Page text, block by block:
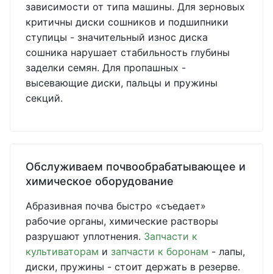
зависимости от типа машины. Для зерновых
критичны диски сошников и подшипники
ступицы - значительный износ диска
сошника нарушает стабильность глубины
заделки семян. Для пропашных -
высевающие диски, пальцы и пружины
секций.
Обслуживаем почвообрабатывающее и
химическое оборудование
Абразивная почва быстро «съедает»
рабочие органы, химические растворы
разрушают уплотнения. Запчасти к
культиваторам и запчасти к боронам - лапы,
диски, пружины - стоит держать в резерве.